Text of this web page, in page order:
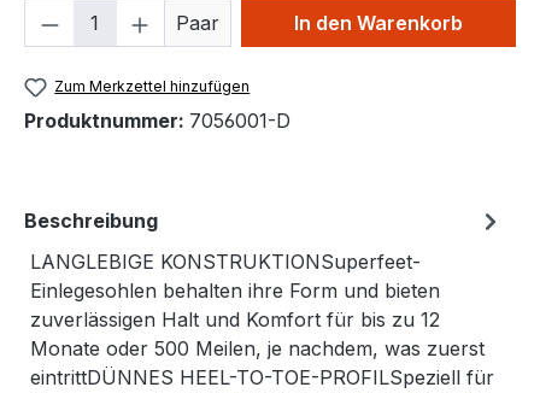
Produkt Anzahl: Gib den
Paar In den Warenkorb
Zum Merkzettel hinzufügen
Produktnummer: 7056001-D
Beschreibung
LANGLEBIGE KONSTRUKTIONSuperfeet-
Einlegesohlen behalten ihre Form und bieten
zuverlässigen Halt und Komfort für bis zu 12
Monate oder 500 Meilen, je nachdem, was zuerst
eintrittDÜNNES HEEL-TO-TOE-PROFILSpeziell für